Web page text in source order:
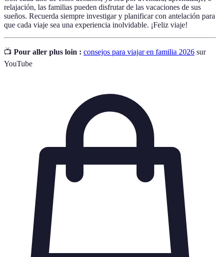
relajación, las familias pueden disfrutar de las vacaciones de sus
sueños. Recuerda siempre investigar y planificar con antelación para
que cada viaje sea una experiencia inolvidable. ¡Feliz viaje!
📺 Pour aller plus loin : consejos para viajar en familia 2026 sur
YouTube